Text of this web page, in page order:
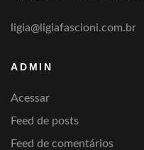
ligia@ligiafascioni.com.br
ADMIN
Acessar
Feed de posts
Feed de comentários